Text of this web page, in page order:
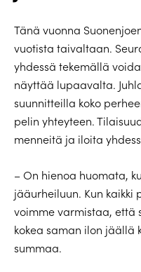
Tänä vuonna
vuotista taivaltaan.
yhdessä tekemällä
näyttää lupaavalta.
suunnitteilla koko
pelin yhteyteen.
menneitä ja iloita
– On hienoa huomata,
jääurheiluun. Kun kaikki
voimme varmistaa, että
kokea saman ilon jäällä
summaa.